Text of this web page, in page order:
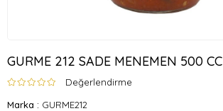
GURME 212 SADE MENEMEN 500 CC
Değerlendirme
Marka : GURME212